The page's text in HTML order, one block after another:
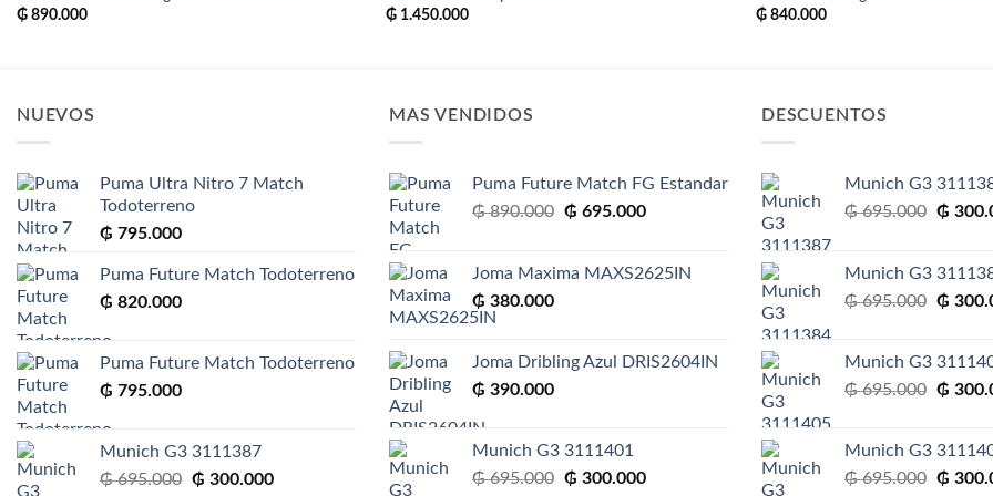
₲890.000
₲ 1.450.000
₲840.000
NUEVOS
Puma Ultra Nitro 7 Match
Todoterreno
₲ 795.000
Puma Future Match Todoterreno
₲ 820.000
Puma Future Match Todoterreno
₲ 795.000
Munich G3 3111387
₲695.000 El
₲ 300.000El
MAS VENDIDOS
Puma Future Match FG Estandar
₲890.000 El
era:
₲ 695.000El
es:
Joma Maxima MAXS2625IN
₲ 380.000
Joma Dribling Azul DRIS2604IN
₲ 390.000
Munich G3 3111401
₲695.000 El
₲ 300.000El
DESCUENTOS
Munich G3
₲695.000 El
era:
₲
₲
Munich G3
₲695.000 El
era:
₲
₲
Munich G3
₲695.000 El
era:
₲
₲
Munich G3
₲695.000 El
₲